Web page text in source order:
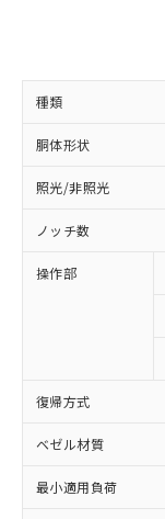
種類
胴体形状
照光/非照光
ノッチ数
操作部
復帰方式
ベゼル材質
最小適用負荷